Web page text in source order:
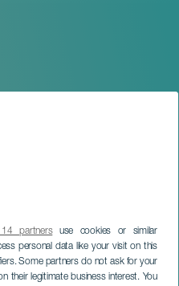
partnersuse cookies or similar
personal data like your visit on this
Some partners do not ask for your
their legitimate business interest. You